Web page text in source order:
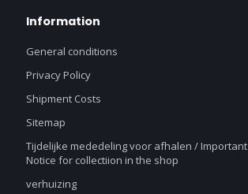
Information
General conditions
Privacy Policy
Shipment Costs
Sitemap
Tijdelijke mededeling voor afhalen / Important
Notice for collectiion in the shop
verhuizing